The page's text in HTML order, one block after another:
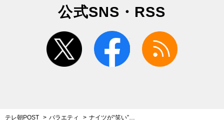
公式SNS・RSS
twitter facebook
テレ朝POST バラエティ ナイツが“笑い”で語る、内海桂子さんの思い出。2020年に100歳になるよう“年齢サバ読み”